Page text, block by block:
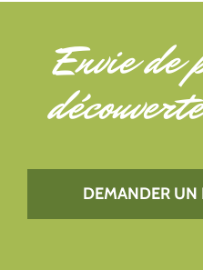
Envie
DEMANDER UN